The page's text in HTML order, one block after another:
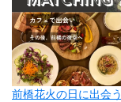
前橋花火の日に出会